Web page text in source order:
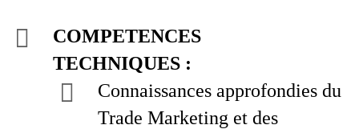
COMPETENCES
TECHNIQUES :
Connaissances approfondies du
Trade Marketing et des